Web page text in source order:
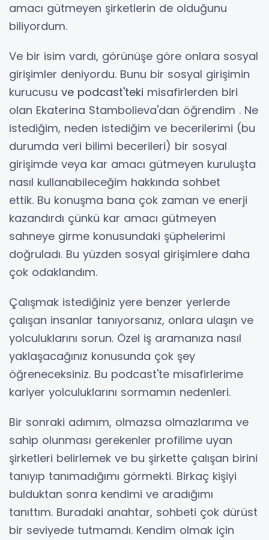
amacı gütmeyen şirketlerin de olduğunu
biliyordum.
Ve bir isim vardı, görünüşe göre onlara sosyal
girişimler deniyordu. Bunu bir sosyal girişimin
kurucusu ve podcast'teki misafirlerden biri
olan Ekaterina Stambolieva'dan öğrendim . Ne
istediğim, neden istediğim ve becerilerimi (bu
durumda veri bilimi becerileri) bir sosyal
girişimde veya kar amacı gütmeyen kuruluşta
nasıl kullanabileceğim hakkında sohbet
ettik. Bu konuşma bana çok zaman ve enerji
kazandırdı çünkü kar amacı gütmeyen
sahneye girme konusundaki şüphelerimi
doğruladı. Bu yüzden sosyal girişimlere daha
çok odaklandım.
Çalışmak istediğiniz yere benzer yerlerde
çalışan insanlar tanıyorsanız, onlara ulaşın ve
yolculuklarını sorun. Özel iş aramanıza nasıl
yaklaşacağınız konusunda çok şey
öğreneceksiniz. Bu podcast'te misafirlerime
kariyer yolculuklarını sormamın nedenleri.
Bir sonraki adımım, olmazsa olmazlarıma ve
sahip olunması gerekenler profilime uyan
şirketleri belirlemek ve bu şirkette çalışan birini
tanıyıp tanımadığımı görmekti. Birkaç kişiyi
bulduktan sonra kendimi ve aradığımı
tanıttım. Buradaki anahtar, sohbeti çok dürüst
bir seviyede tutmamdı. Kendim olmak için